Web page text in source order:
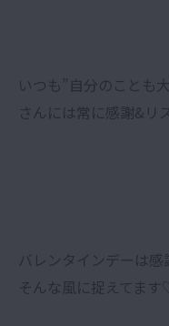
いつも”自分のことも
さんには常に感謝&リ
バレンタインデーは感
そんな風に捉えてます♡